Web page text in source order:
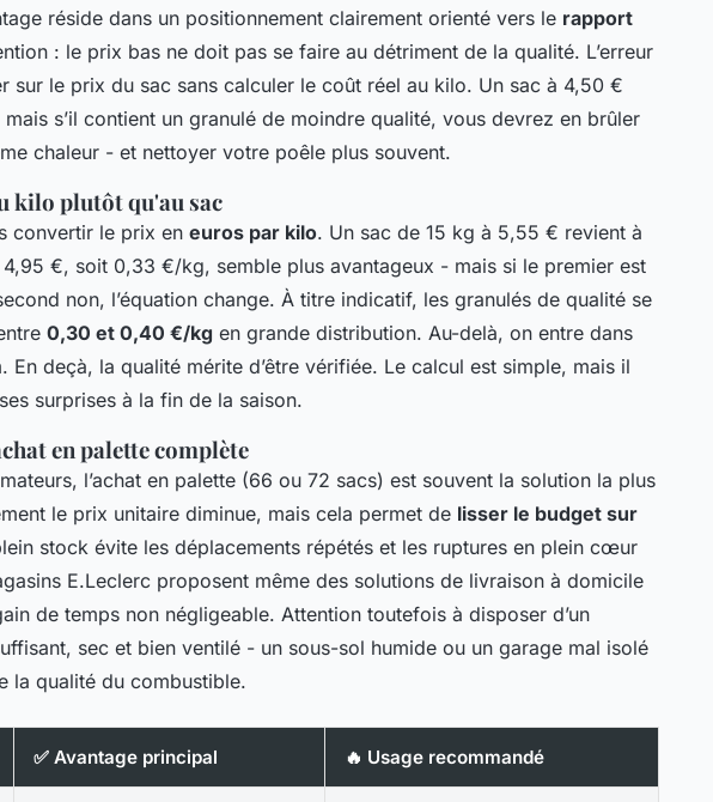
réside dans un positionnement clairement orienté vers le rapport
: le prix bas ne doit pas se faire au détriment de la qualité. L’erreur
sur le prix du sac sans calculer le coût réel au kilo. Un sac à 4,50 €
s’il contient un granulé de moindre qualité, vous devrez en brûler
chaleur - et nettoyer votre poêle plus souvent.
kilo plutôt qu'au sac
convertir le prix en euros par kilo. Un sac de 15 kg à 5,55 € revient à
€, soit 0,33 €/kg, semble plus avantageux - mais si le premier est
non, l’équation change. À titre indicatif, les granulés de qualité se
0,30 et 0,40 €/kg en grande distribution. Au-delà, on entre dans
En deçà, la qualité mérite d’être vérifiée. Le calcul est simple, mais il
surprises à la fin de la saison.
en palette complète
l’achat en palette (66 ou 72 sacs) est souvent la solution la plus
le prix unitaire diminue, mais cela permet de lisser le budget sur
stock évite les déplacements répétés et les ruptures en plein cœur
E.Leclerc proposent même des solutions de livraison à domicile
de temps non négligeable. Attention toutefois à disposer d’un
sec et bien ventilé - un sous-sol humide ou un garage mal isolé
la qualité du combustible.
✅ Avantage principal 🔥 Usage recommandé